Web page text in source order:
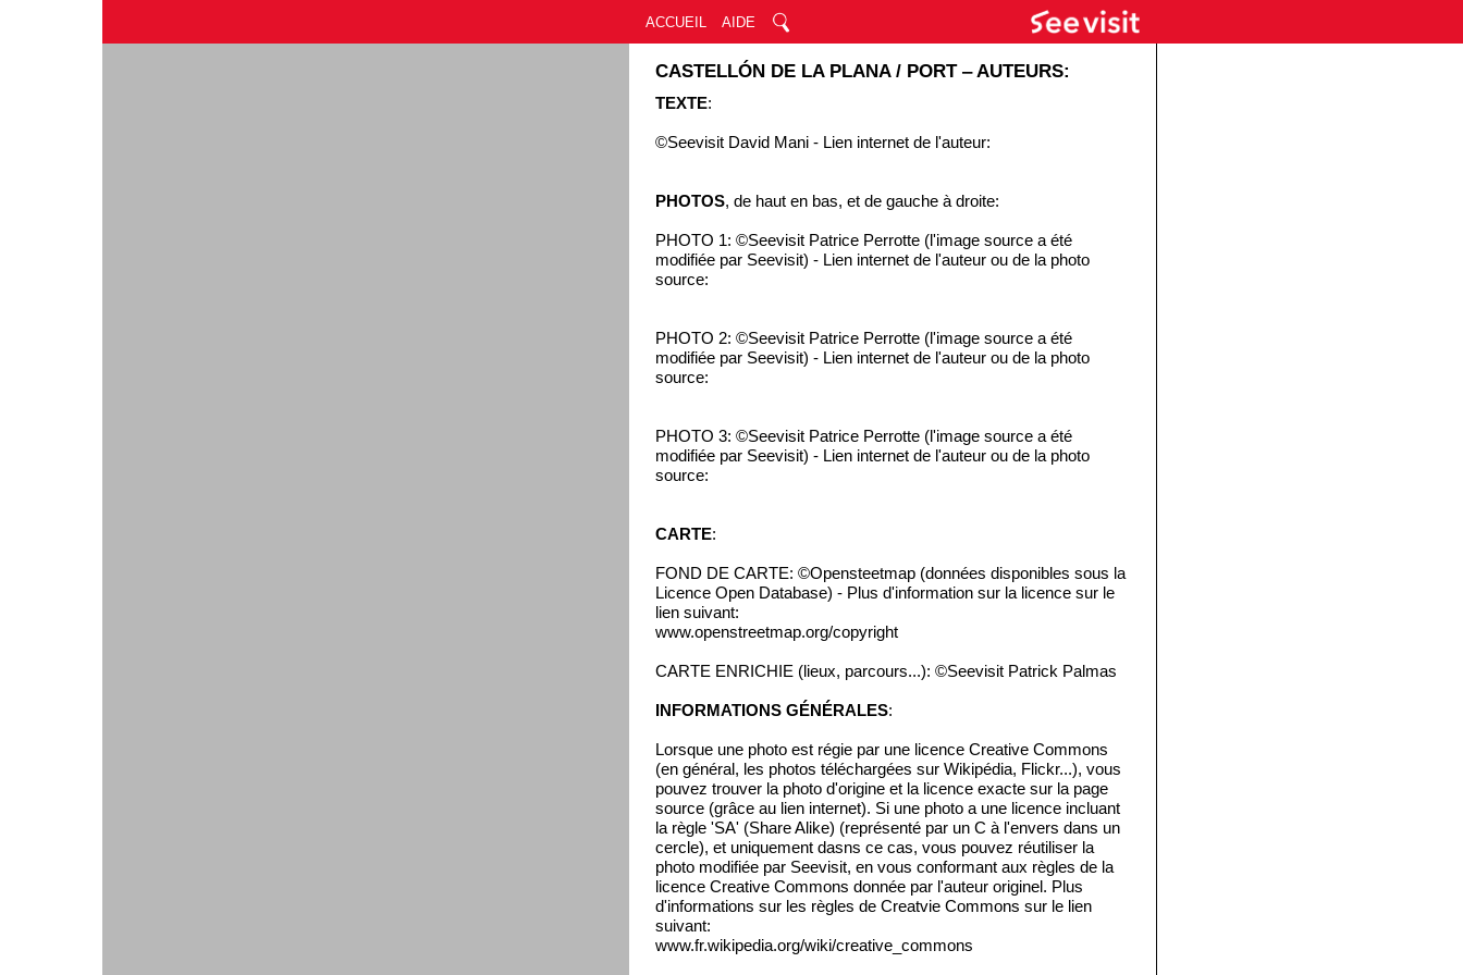
ACCUEIL AIDE
CASTELLÓN DE LA PLANA / PORT ‒ AUTEURS:
TEXTE:
©Seevisit David Mani - Lien internet de l'auteur:
PHOTOS, de haut en bas, et de gauche à droite:
PHOTO 1: ©Seevisit Patrice Perrotte (l'image source a été
modifiée par Seevisit) - Lien internet de l'auteur ou de la photo
source:
PHOTO 2: ©Seevisit Patrice Perrotte (l'image source a été
modifiée par Seevisit) - Lien internet de l'auteur ou de la photo
source:
PHOTO 3: ©Seevisit Patrice Perrotte (l'image source a été
modifiée par Seevisit) - Lien internet de l'auteur ou de la photo
source:
CARTE:
FOND DE CARTE: ©Opensteetmap (données disponibles sous la
Licence Open Database) - Plus d'information sur la licence sur le
lien suivant:
www.openstreetmap.org/copyright
CARTE ENRICHIE (lieux, parcours...): ©Seevisit Patrick Palmas
INFORMATIONS GÉNÉRALES:
Lorsque une photo est régie par une licence Creative Commons
(en général, les photos téléchargées sur Wikipédia, Flickr...), vous
pouvez trouver la photo d'origine et la licence exacte sur la page
source (grâce au lien internet). Si une photo a une licence incluant
la règle 'SA' (Share Alike) (représenté par un C à l'envers dans un
cercle), et uniquement dasns ce cas, vous pouvez réutiliser la
photo modifiée par Seevisit, en vous conformant aux règles de la
licence Creative Commons donnée par l'auteur originel. Plus
d'informations sur les règles de Creatvie Commons sur le lien
suivant:
www.fr.wikipedia.org/wiki/creative_commons